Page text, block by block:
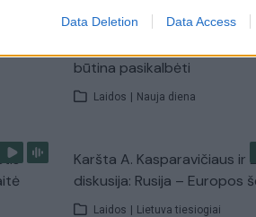
Data Deletion Data Access
Ruošiantis naujiems
būtina pasikalbėti
Laidos | Nauja diena
Karšta A. Kasparavičiaus ir
diskusija: Rusija – Europos
Laidos | Lietuva tiesiogiai